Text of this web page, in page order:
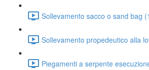
Sollevamento sacco o sand bag
Sollevamento propedeutico alla
Piegamenti a serpente